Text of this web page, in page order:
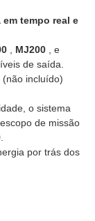
tempo real e
, MJ200 , e
de saída.
(não incluído)
o sistema
de missão